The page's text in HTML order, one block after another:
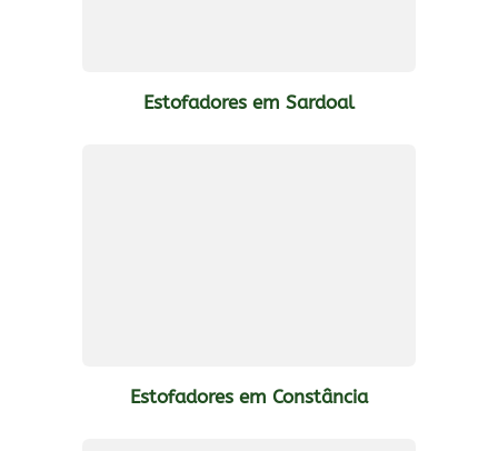
Estofadores em Sardoal
Estofadores em Constância